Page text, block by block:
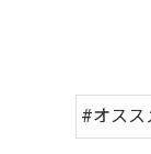
#オスス